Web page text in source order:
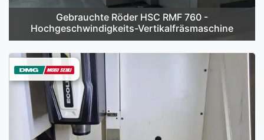
Gebrauchte Röder HSC RMF 760 -
Hochgeschwindigkeits-Vertikalfräsmaschine